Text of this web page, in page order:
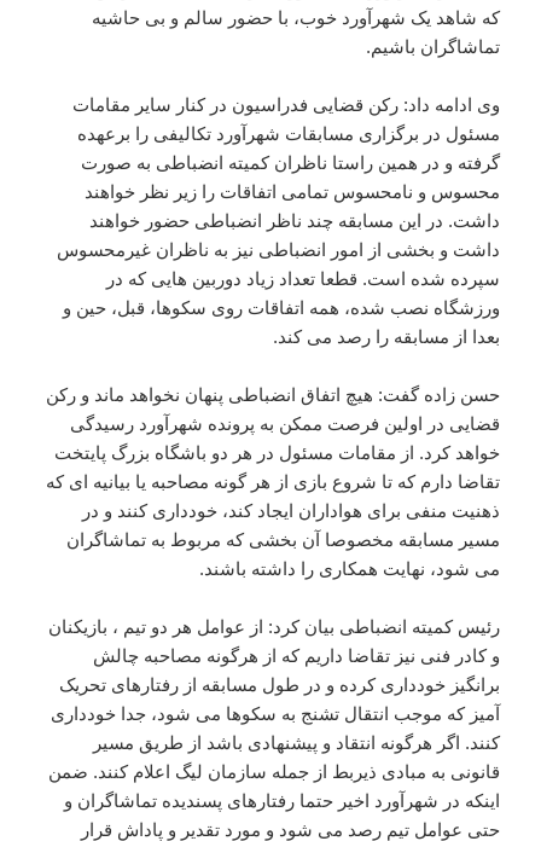
که شاهد یک شهرآورد خوب، با حضور سالم و بی حاشیه
تماشاگران باشیم.
وی ادامه داد: رکن قضایی فدراسیون در کنار سایر مقامات
مسئول در برگزاری مسابقات شهرآورد تکالیفی را برعهده
گرفته و در همین راستا ناظران کمیته انضباطی به صورت
محسوس و نامحسوس تمامی اتفاقات را زیر نظر خواهند
داشت. در این مسابقه چند ناظر انضباطی حضور خواهند
داشت و بخشی از امور انضباطی نیز به ناظران غیرمحسوس
سپرده شده است. قطعا تعداد زیاد دوربین هایی که در
ورزشگاه نصب شده، همه اتفاقات روی سکوها، قبل، حین و
بعدا از مسابقه را رصد می کند.
حسن زاده گفت: هیچ اتفاق انضباطی پنهان نخواهد ماند و رکن
قضایی در اولین فرصت ممکن به پرونده شهرآورد رسیدگی
خواهد کرد. از مقامات مسئول در هر دو باشگاه بزرگ پایتخت
تقاضا دارم که تا شروع بازی از هر گونه مصاحبه یا بیانیه ای که
ذهنیت منفی برای هواداران ایجاد کند، خودداری کنند و در
مسیر مسابقه مخصوصا آن بخشی که مربوط به تماشاگران
می شود، نهایت همکاری را داشته باشند.
رئیس کمیته انضباطی بیان کرد: از عوامل هر دو تیم ، بازیکنان
و کادر فنی نیز تقاضا داریم که از هرگونه مصاحبه چالش
برانگیز خودداری کرده و در طول مسابقه از رفتارهای تحریک
آمیز که موجب انتقال تشنج به سکوها می شود، جدا خودداری
کنند. اگر هرگونه انتقاد و پیشنهادی باشد از طریق مسیر
قانونی به مبادی ذیربط از جمله سازمان لیگ اعلام کنند. ضمن
اینکه در شهرآورد اخیر حتما رفتارهای پسندیده تماشاگران و
حتی عوامل تیم رصد می شود و مورد تقدیر و پاداش قرار